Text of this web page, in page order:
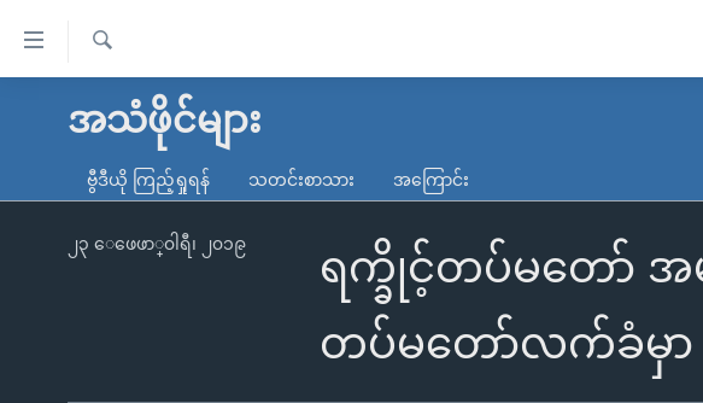
လွယ်ကူ
သည့်
မူလစာမျက်နှာ
ကမ္ဘာ့သတင်းများ
နိုင်ငံတကာ
ရ
အသံဖိုင်များ
ဗွီဒီယို ကြည့်ရှုရန် သတင်းစာသား အကြောင်း
ရက္ခိုင့်တပ်မတော် အ
တပ်မတော်လက်ခံမှ
၂၃ ေဖေဖာ္၀ါရီ၊ ၂၀၁၉